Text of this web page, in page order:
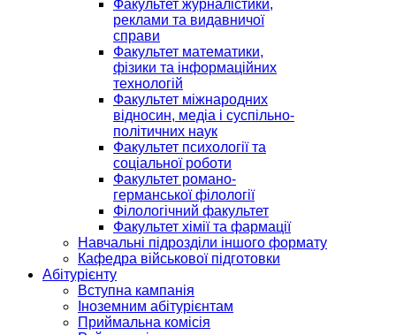
Факультет журналістики,
реклами та видавничої
справи
Факультет математики,
фізики та інформаційних
технологій
Факультет міжнародних
відносин, медіа і суспільно-
політичних наук
Факультет психології та
соціальної роботи
Факультет романо-
германської філології
Філологічний факультет
Факультет хімії та фармації
Навчальні підрозділи іншого формату
Кафедра військової підготовки
Абітурієнту
Вступна кампанія
Іноземним абітурієнтам
Приймальна комісія